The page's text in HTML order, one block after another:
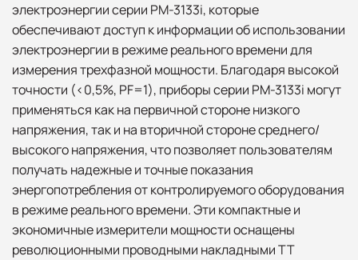
электроэнергии серии PM-3133i, которые
обеспечивают доступ к информации об использовании
электроэнергии в режиме реального времени для
измерения трехфазной мощности. Благодаря высокой
точности (<0,5%, PF=1), приборы серии PM-3133i могут
применяться как на первичной стороне низкого
напряжения, так и на вторичной стороне среднего/
высокого напряжения, что позволяет пользователям
получать надежные и точные показания
энергопотребления от контролируемого оборудования
в режиме реального времени. Эти компактные и
экономичные измерители мощности оснащены
революционными проводными накладными ТТ